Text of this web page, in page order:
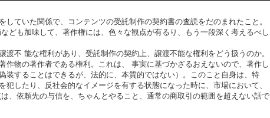
していた関係で、コンテンツの受託制作の契約書の査読をだのまれたこと。
ども加味して、著作権には、色々な観点が有るり、もう一段深く考えるべし
不 能な権利があり、受託制作の契約上、譲渡不能な権利をどう扱うのか。
作物の著作者である権利。これは、 事実に基づかざるおえないので、著作し
装することはできるが、法的に、本質的ではない）。このこと自身は、特
犯したり、反社会的なイメージを有する状態になった時に、市場において、
、依頼先の与信を、ちゃんとやること、通常の商取引の範囲を超えない話で